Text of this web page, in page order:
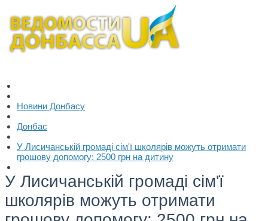
Новини Донбасу
Донбас
У Лисичанській громаді сім'ї школярів можуть отримати
грошову допомогу: 2500 грн на дитину
У Лисичанській громаді сім'ї
школярів можуть отримати